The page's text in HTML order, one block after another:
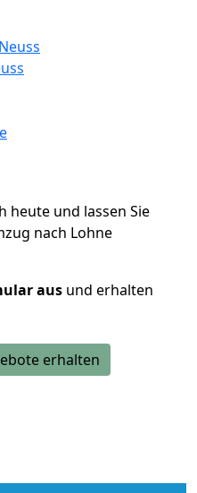
heute und lassen Sie
nach Lohne
aus und erhalten
erhalten